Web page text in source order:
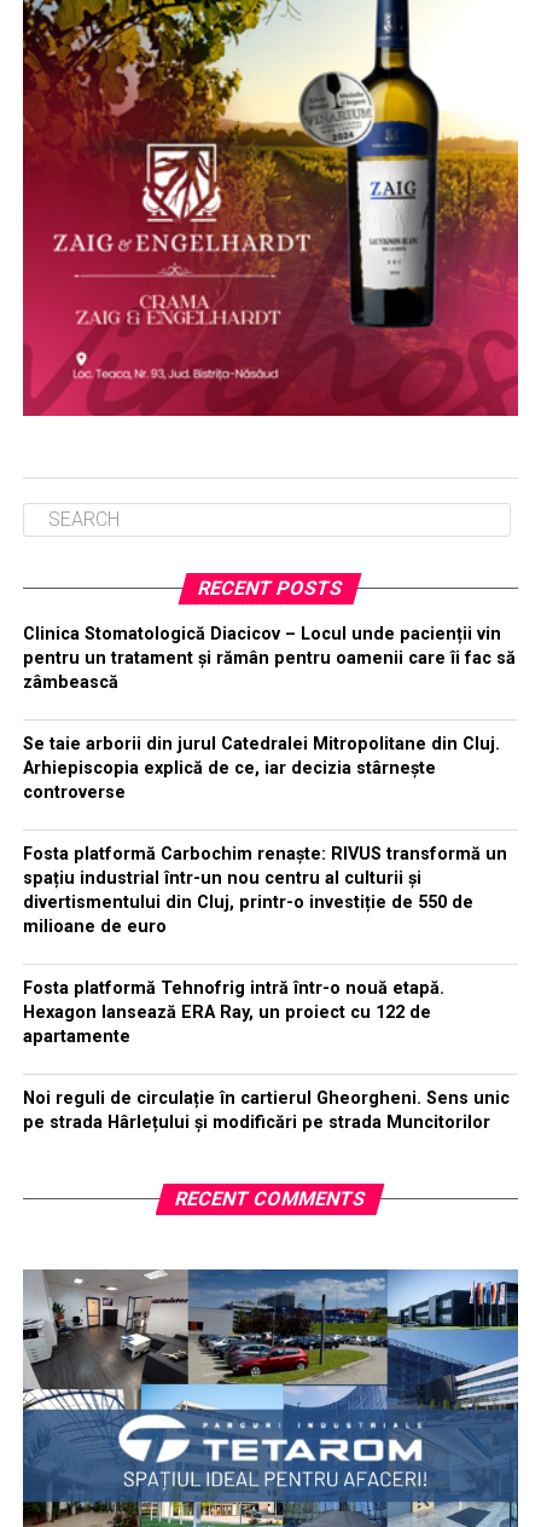
RECENT POSTS
Clinica Stomatologică Diacicov – Locul unde pacienții vin
pentru un tratament și rămân pentru oamenii care îi fac să
zâmbească
Se taie arborii din jurul Catedralei Mitropolitane din Cluj.
Arhiepiscopia explică de ce, iar decizia stârnește
controverse
Fosta platformă Carbochim renaște: RIVUS transformă un
spațiu industrial într-un nou centru al culturii și
divertismentului din Cluj, printr-o investiție de 550 de
milioane de euro
Fosta platformă Tehnofrig intră într-o nouă etapă.
Hexagon lansează ERA Ray, un proiect cu 122 de
apartamente
Noi reguli de circulație în cartierul Gheorgheni. Sens unic
pe strada Hârlețului și modificări pe strada Muncitorilor
RECENT COMMENTS